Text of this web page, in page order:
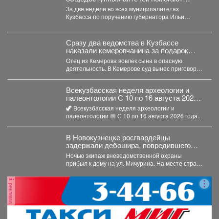
остаётся: кухонный
гарнитур, гардины,
потолочная сушилка для
Основываясь на том, что
новостройки стремительно
оптимально-низкая цена
квартиры и даже нет
конкурентов среди 2-х
комнатных квартир из
новостроек 4-микрорайона
по нашим квадратам-цены.
поддерживается жителями
порядок и чистота, есть
камеры видеонаблюдения,
Есть подъездный тамбур
для колясок, велосипедов
и разнообразного
инвентаря. У дома есть
защита (специальная
обеспечить безопасность жителей
Кузбасса
За две недели во всех муниципалитетах
Кузбасса по поручению губернатора Ильи
Сразу два ведомства в Кузбассе
наказали кемеровчанина за подарок
сыну
Отец из Кемерова вовлёк сына в опасную
деятельность. В Кемерове суд вынес приговор
Всекузбасская неделя археологии и
палеонтологии С 10 по 16 августа 2026
года в музеях Кузбасса пройдет Неделя
археологии и палеонтологии,
приуроченная ко Дню археолога (15
августа) и Дню палеон
🦖 Всекузбасская неделя археологии и
палеонтологии 📅 С 10 по 16 августа 2026 года...
В Новокузнецке росгвардейцы
задержали дебошира, повредившего
окно и дверь квартиры сожительницы
Ночью экипаж вневедомственной охраны
прибыл к дому на ул. Мичурина. На месте стражи
реклама